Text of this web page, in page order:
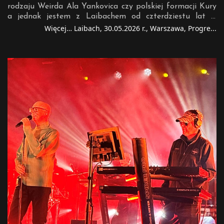
komputerowej. Ach, ten TikTok... foto: Riwana Po kilku
nowszych nagraniach ponownie wróciliśmy do lat 90.,
gdzie Simon Le Bon tradycyjnie zadedykował „Ordinary
czyli emocjonalny moment koncertu, który działa
niezależnie od tego, czy masz dwadzieścia czy
pięćdziesiąt lat i czy pamiętasz lata 90., czy tylko
udajesz, że pamiętasz. Simon wokalnie jest w formie i
skupia na sobie uwagę publiczności poprzez pojedyncze
układy choreograficzne, teatralne gesty i miny. Można
było odczuć, że to „potwór koncertowy”, który chłonie
wyrazy uwielbienia – ach jak on żywi się tym splendorem
i aplauzem publiczności...! Wspomagała go machina sekcji
rytmicznej z dudniącym basem Johna Taylora, który
podśpiewywał do jednego mikrofonu z Le Bonem, a
czasem wdawał się w gitarowe pojedynki z gitarzystą
Domem Brownem. Sam John Taylor nigdy nie był
wybitnym basistą, ale – jak to często bywa z muzykami
grającymi przez dekady – po prostu się „wyrobił”. W
końcu w 1995 roku zaproponowano mu udział w super
grupie rockowej Neurotic Outsiders. foto: Meggi Na
rodzaju Weirda Ala Yankovica czy polskiej formacji Kury
a jednak jestem z Laibachem od czterdziestu lat w
ciągłej relacji słuchacz - wykonawca. Laibach to coś więcej
metodami z niej wyniesionymi, takimi jak taktyka szoku
czy transgresja. Nie używa ich jednak jednostronnie
obnażając jedynie "konserwatywne" aspekty życia
kulturowego i społecznego. Laibach pozostaje
bezkompromisowy ukazując wszystkie normy i zwyczaje,
które robią się zbyt ciasne i uciążliwe. Nie daje przy tym
żadnych recept i rozwiązań, ale zwyczajnie wyciąga je na
światło dzienne dając słuchaczowi szansę zobaczenia ich
w nowym świetle. Na najnowszej płycie "Musick" [czytaj
recenzję >>] Laibach zajął się nadmiarem i przesytem
muzyki pop jako takiej, w szczególności tej, którą
możemy zakwalifikować jako "euro disco". Dopiero jednak
zaprezentowanie tego repertuaru na żywo daje lepszy
obraz wieloznaczności tej propozycji. Jednym z
przystanków na trasie przedstawiającej "Musick" była
Polska. Już powitanie zgromadzonej publiczności można
uznać za delikatnie dwuznaczne. Głos Frasa recytował:
Więcej… Laibach, 30.05.2026 r., Warszawa, Progre...